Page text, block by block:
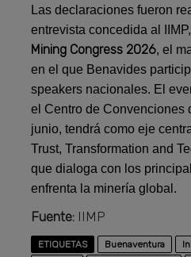
Las declaraciones fueron
entrevista concedida al
Mining Congress 2026, el
en el que Benavides
speakers nacionales. El
el Centro de Convenciones
junio, tendrá como eje
Trust, Transformation and
que dialoga con los
enfrenta la minería global.
Fuente: IIMP
ETIQUETAS Buenaventura